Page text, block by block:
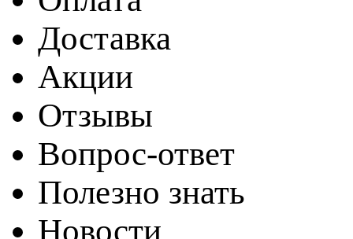
Доставка
Акции
Отзывы
Вопрос-ответ
Полезно знать
Новости